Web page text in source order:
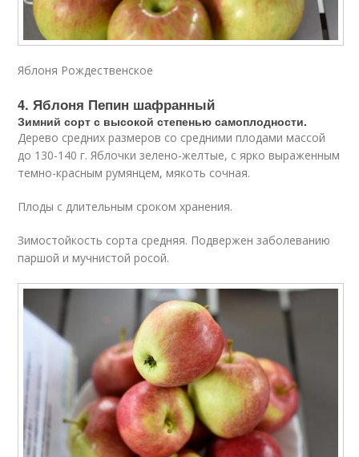
Яблоня Рождественское
4. Яблоня Пепин шафранный
Зимний сорт с высокой степенью самоплодности.
Дерево средних размеров со средними плодами массой
до 130-140 г. Яблочки зелено-желтые, с ярко выраженным
темно-красным румянцем, мякоть сочная.
Плоды с длительным сроком хранения.
Зимостойкость сорта средняя. Подвержен заболеванию
паршой и мучнистой росой.